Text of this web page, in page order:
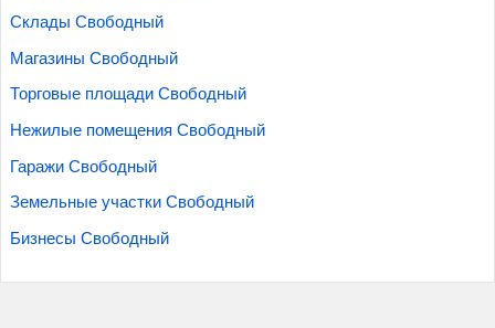
Склады Свободный
Магазины Свободный
Торговые площади Свободный
Нежилые помещения Свободный
Гаражи Свободный
Земельные участки Свободный
Бизнесы Свободный